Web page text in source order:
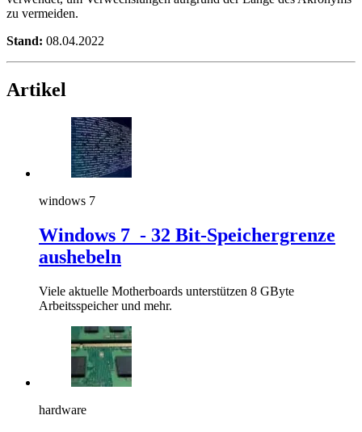
zu vermeiden.
Stand: 08.04.2022
Artikel
windows 7
Windows 7 - 32 Bit-Speichergrenze
aushebeln
Viele aktuelle Motherboards unterstützen 8 GByte
Arbeitsspeicher und mehr.
hardware